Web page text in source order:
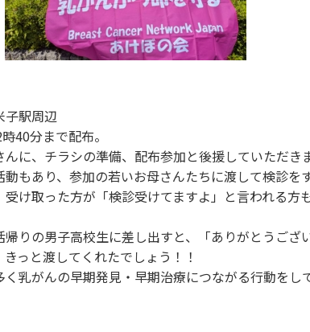
子駅周辺
40分まで配布。
に、チラシの準備、配布参加と後援していただき
もあり、参加の若いお母さんたちに渡して検診を
け取った方が「検診受けてますよ」と言われる方
帰りの男子高校生に差し出すと、「ありがとうござ
っと渡してくれたでしょう！！
乳がんの早期発見・早期治療につながる行動をし